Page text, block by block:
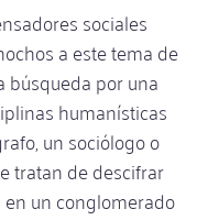
sociales
a este tema de
búsqueda por una
humanísticas
un sociólogo o
tratan de descifrar
un conglomerado